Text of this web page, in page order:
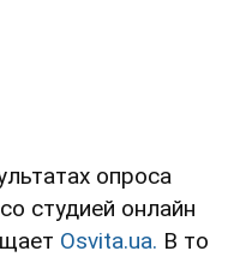
опроса
студией онлайн
Оsvita.ua. В то